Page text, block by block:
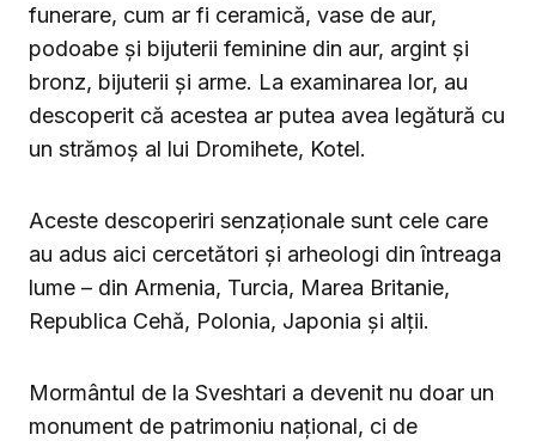
funerare, cum ar fi ceramică, vase de aur,
podoabe și bijuterii feminine din aur, argint și
bronz, bijuterii și arme. La examinarea lor, au
descoperit că acestea ar putea avea legătură cu
un strămoș al lui Dromihete, Kotel.
Aceste descoperiri senzaționale sunt cele care
au adus aici cercetători și arheologi din întreaga
lume – din Armenia, Turcia, Marea Britanie,
Republica Cehă, Polonia, Japonia și alții.
Mormântul de la Sveshtari a devenit nu doar un
monument de patrimoniu național, ci de